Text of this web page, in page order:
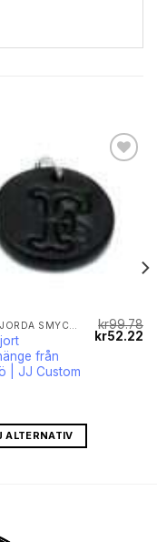
från
| JJ Custom
kr99.78
Det
kr52.22
ALTERNATIV